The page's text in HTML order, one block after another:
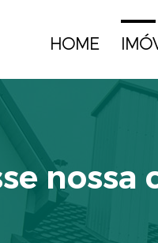
HOME
nossa